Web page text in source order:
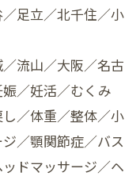
足立／北千住／小
流山／大阪／名古
／妊活／むくみ
／体重／整体／小
／顎関節症／バス
ドマッサージ／ヘ